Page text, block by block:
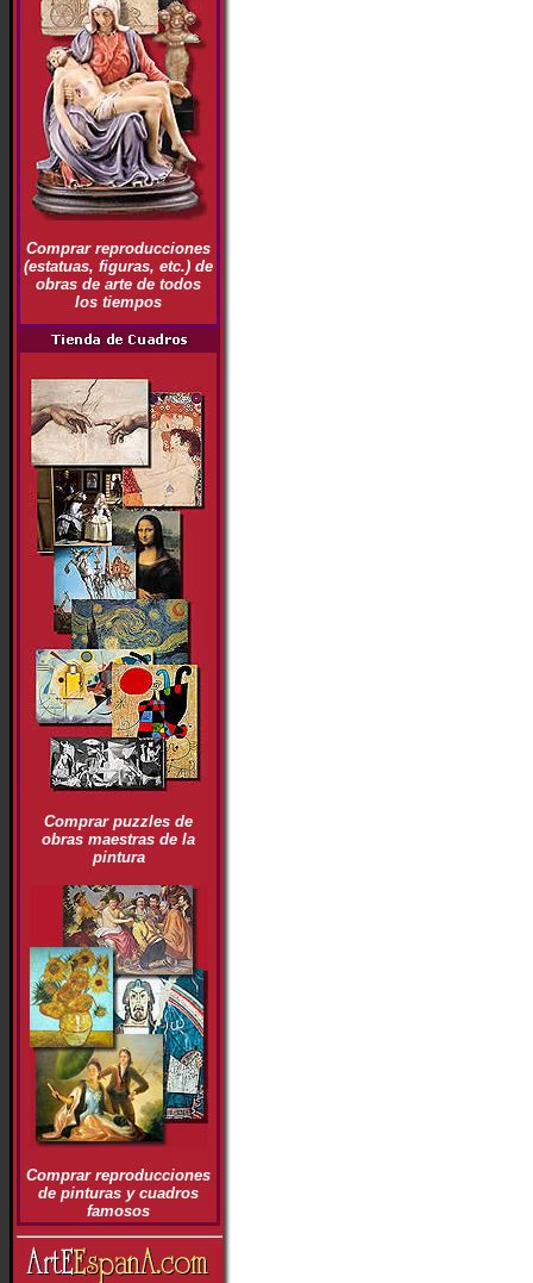
Comprar reproducciones
(estatuas, figuras, etc.) de
obras de arte de todos
los tiempos
Comprar puzzles de
obras maestras de la
pintura
Comprar reproducciones
de pinturas y cuadros
famosos